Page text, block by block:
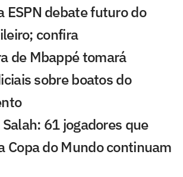
ESPN debate futuro do
confira
de Mbappé tomará
sobre boatos do
61 jogadores que
Copa do Mundo continuam